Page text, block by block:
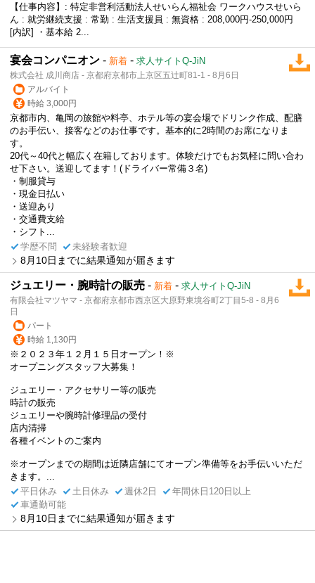
【仕事内容】: 特定非営利活動法人せいらん福祉会 ワークハウスせいら
ん : 就労継続支援 : 常勤 : 生活支援員 : 無資格 : 208,000円-250,000円
[内訳] ・基本給 2...
宴会コンパニオン - 新着 - 求人サイトQ-JiN
株式会社 成川商店 - 京都府京都市上京区五辻町81-1 - 8月6日
アルバイト
時給 3,000円
京都市内、亀岡の旅館や料亭、ホテル等の宴会場でドリンク作成、配膳
のお手伝い、接客などのお仕事です。基本的に2時間のお席になりま
す。
20代～40代と幅広く在籍しております。体験だけでもお気軽に問い合わ
せ下さい。送迎してます！(ドライバー常備３名)
・制服貸与
・現金日払い
・送迎あり
・交通費支給
・シフト...
学歴不問
未経験者歓迎
8月10日までに結果通知が届きます
ジュエリー・腕時計の販売 - 新着 - 求人サイトQ-JiN
有限会社マツヤマ - 京都府京都市西京区大原野東境谷町2丁目5-8 - 8月6
日
パート
時給 1,130円
※２０２３年１２月１５日オープン！※
オープニングスタッフ大募集！
ジュエリー・アクセサリー等の販売
時計の販売
ジュエリーや腕時計修理品の受付
店内清掃
各種イベントのご案内
※オープンまでの期間は近隣店舗にてオープン準備等をお手伝いいただ
きます。...
平日休み
土日休み 週休2日
年間休日120日以上
車通勤可能
8月10日までに結果通知が届きます